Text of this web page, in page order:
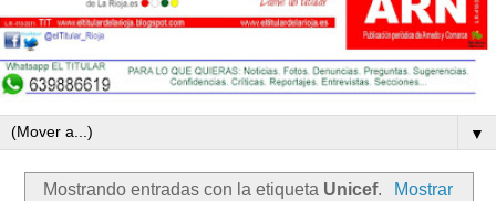
▼
Mostrando entradas con la etiqueta Unicef.
Mostrar